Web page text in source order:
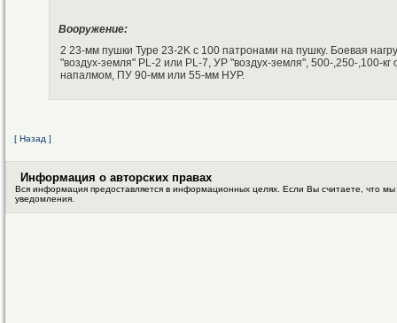
Вооружение:
2 23-мм пушки Type 23-2K с 100 патронами на пушку. Боевая
"воздух-земля" PL-2 или PL-7, УР "воздух-земля", 500-,250-,100-
напалмом, ПУ 90-мм или 55-мм НУР.
[ Назад ]
Информация о авторских правах
Вся информация предоставляется в информационных целях. Если Вы считаете, что
уведомления.